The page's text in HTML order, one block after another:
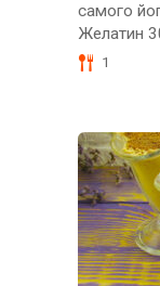
самого
Желатин
1